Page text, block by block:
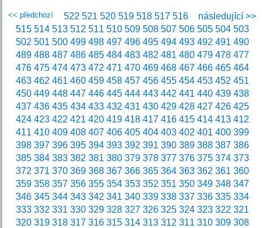
<< předchozí následující >>
522 521 520 519 518 517 516
515 514 513 512 511 510 509 508 507 506 505 504 503
502 501 500 499 498 497 496 495 494 493 492 491 490
489 488 487 486 485 484 483 482 481 480 479 478 477
476 475 474 473 472 471 470 469 468 467 466 465 464
463 462 461 460 459 458 457 456 455 454 453 452 451
450 449 448 447 446 445 444 443 442 441 440 439 438
437 436 435 434 433 432 431 430 429 428 427 426 425
424 423 422 421 420 419 418 417 416 415 414 413 412
411 410 409 408 407 406 405 404 403 402 401 400 399
398 397 396 395 394 393 392 391 390 389 388 387 386
385 384 383 382 381 380 379 378 377 376 375 374 373
372 371 370 369 368 367 366 365 364 363 362 361 360
359 358 357 356 355 354 353 352 351 350 349 348 347
346 345 344 343 342 341 340 339 338 337 336 335 334
333 332 331 330 329 328 327 326 325 324 323 322 321
320 319 318 317 316 315 314 313 312 311 310 309 308